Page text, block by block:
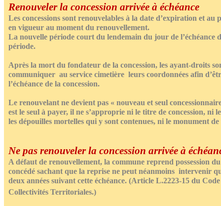
Renouveler la concession arrivée à échéance
Les concessions sont renouvelables à la date d’expiration et
en vigueur au moment du renouvellement.
La nouvelle période court du lendemain du jour de l’échéance
période.
Après la mort du fondateur de la concession, les ayant-droits
communiquer au service cimetière leurs coordonnées afin
l’échéance de la concession.
Le renouvelant ne devient pas « nouveau et seul
est le seul à payer, il ne s’approprie ni le titre de concession, ni
les dépouilles mortelles qui y sont contenues, ni le monument de
Ne pas renouveler la concession arrivée à
A défaut de renouvellement, la commune reprend possession
concédé sachant que la reprise ne peut néanmoins intervenir
deux années suivant cette échéance. (Article L.2223-15 du
Collectivités Territoriales.)